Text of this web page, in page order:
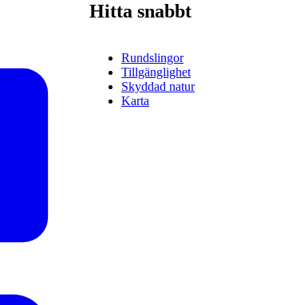
Hitta snabbt
Rundslingor
Tillgänglighet
Skyddad natur
Karta